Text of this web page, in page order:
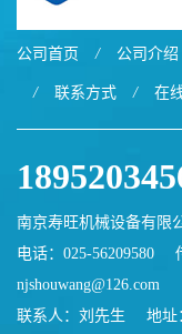
公司首页 / 公司介绍
/ 联系方式 / 在
南京寿旺机械设备有限
电话：025-56209580
njshouwang@126.com
联系人：刘先生
地址